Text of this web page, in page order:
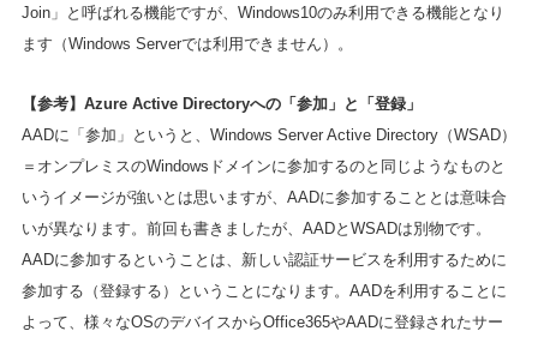
Join」と呼ばれる機能ですが、Windows10のみ利用できる機能となり
ます（Windows Serverでは利用できません）。
【参考】Azure Active Directoryへの「参加」と「登録」
AADに「参加」というと、Windows Server Active Directory（WSAD）
＝オンプレミスのWindowsドメインに参加するのと同じようなものと
いうイメージが強いとは思いますが、AADに参加することとは意味合
いが異なります。前回も書きましたが、AADとWSADは別物です。
AADに参加するということは、新しい認証サービスを利用するために
参加する（登録する）ということになります。AADを利用することに
よって、様々なOSのデバイスからOffice365やAADに登録されたサー